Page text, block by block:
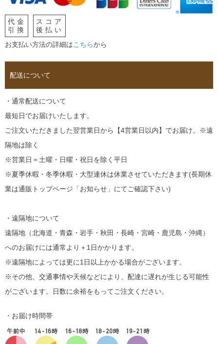
代金
引換
スコア
後払い
お支払い方法の詳細はこちらから
配送について
・通常配送について
最短日でお届けいたします。
ご注文いただきました翌営業日から【4営業日以内】でお届け。※遠
隔地は除く
※営業日＝土曜・日曜・祝日を除く平日
※夏季休暇・冬季休暇・大型連休は休業させていただきます(長期休
業は通販トップページ「お知らせ」にてご確認下さい)
・遠隔地について
遠隔地（北海道・青森・岩手・秋田・長崎・宮崎・鹿児島・沖縄）
へのお届けには通常より＋1日かかります。
※遠隔地によっては更に1日以上かかる場合がございます。
※その他、交通事情や天候などにより、配達に遅れが生じる可能性
がございます。日数に余裕をもってご注文ください。
・お届け時間帯